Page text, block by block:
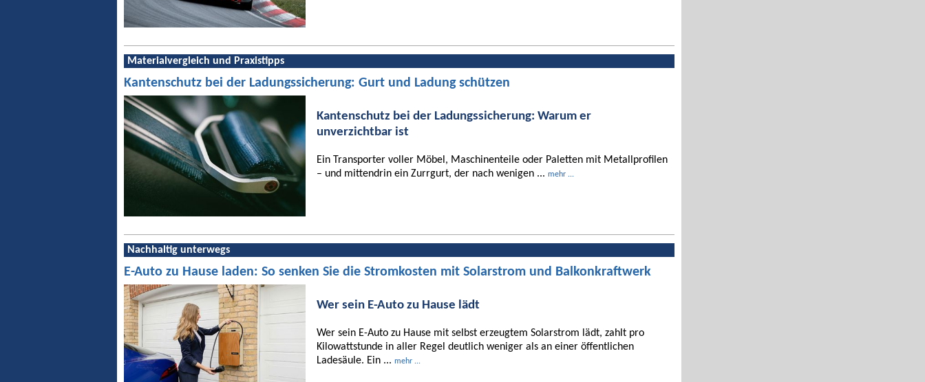
Materialvergleich und Praxistipps
Kantenschutz bei der Ladungssicherung: Gurt und Ladung schützen
Kantenschutz bei der Ladungssicherung: Warum er
unverzichtbar ist
Ein Transporter voller Möbel, Maschinenteile oder Paletten mit Metallprofilen
– und mittendrin ein Zurrgurt, der nach wenigen ... mehr ...
Nachhaltig unterwegs
E-Auto zu Hause laden: So senken Sie die Stromkosten mit Solarstrom und Balkonkraftwerk
Wer sein E-Auto zu Hause lädt
Wer sein E-Auto zu Hause mit selbst erzeugtem Solarstrom lädt, zahlt pro
Kilowattstunde in aller Regel deutlich weniger als an einer öffentlichen
Ladesäule. Ein ... mehr ...